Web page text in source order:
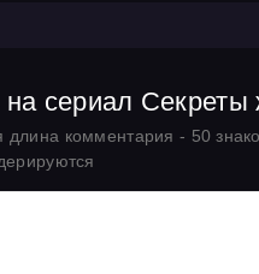
сериал Секреты
комментария - 50